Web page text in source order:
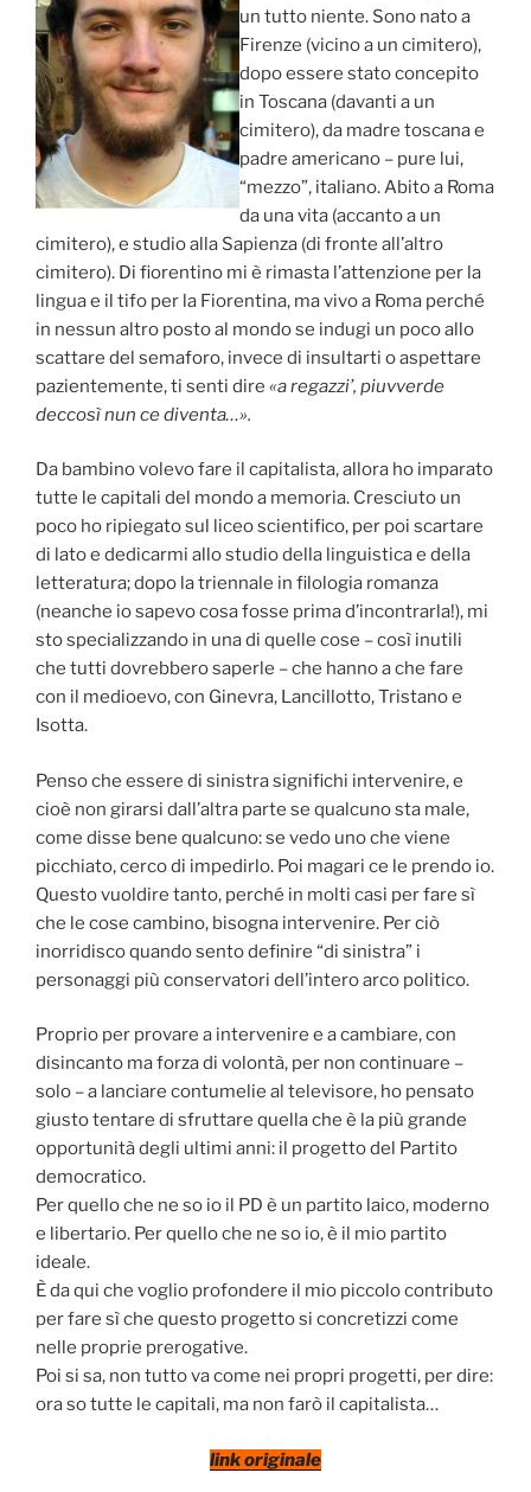
un tutto niente. Sono nato a
Firenze (vicino a un cimitero),
dopo essere stato concepito
in Toscana (davanti a un
cimitero), da madre toscana e
padre americano – pure lui,
“mezzo”, italiano. Abito a Roma
da una vita (accanto a un
cimitero), e studio alla Sapienza (di fronte all’altro
cimitero). Di fiorentino mi è rimasta l’attenzione per la
lingua e il tifo per la Fiorentina, ma vivo a Roma perché
in nessun altro posto al mondo se indugi un poco allo
scattare del semaforo, invece di insultarti o aspettare
pazientemente, ti senti dire «a regazzi’, piuvverde
deccosì nun ce diventa…».
Da bambino volevo fare il capitalista, allora ho imparato
tutte le capitali del mondo a memoria. Cresciuto un
poco ho ripiegato sul liceo scientifico, per poi scartare
di lato e dedicarmi allo studio della linguistica e della
letteratura; dopo la triennale in filologia romanza
(neanche io sapevo cosa fosse prima d’incontrarla!), mi
sto specializzando in una di quelle cose – così inutili
che tutti dovrebbero saperle – che hanno a che fare
con il medioevo, con Ginevra, Lancillotto, Tristano e
Isotta.
Penso che essere di sinistra significhi intervenire, e
cioè non girarsi dall’altra parte se qualcuno sta male,
come disse bene qualcuno: se vedo uno che viene
picchiato, cerco di impedirlo. Poi magari ce le prendo io.
Questo vuoldire tanto, perché in molti casi per fare sì
che le cose cambino, bisogna intervenire. Per ciò
inorridisco quando sento definire “di sinistra” i
personaggi più conservatori dell’intero arco politico.
Proprio per provare a intervenire e a cambiare, con
disincanto ma forza di volontà, per non continuare –
solo – a lanciare contumelie al televisore, ho pensato
giusto tentare di sfruttare quella che è la più grande
opportunità degli ultimi anni: il progetto del Partito
democratico.
Per quello che ne so io il PD è un partito laico, moderno
e libertario. Per quello che ne so io, è il mio partito
ideale.
È da qui che voglio profondere il mio piccolo contributo
per fare sì che questo progetto si concretizzi come
nelle proprie prerogative.
Poi si sa, non tutto va come nei propri progetti, per dire:
ora so tutte le capitali, ma non farò il capitalista…
link originale